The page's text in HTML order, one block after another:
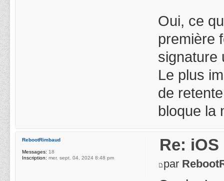
Oui, ce
première
signature
Le plus
de
bloque la
Re:
par
RebootRimbaud
Messages: 18
Inscription: mer. sept. 04, 2024 8:48 pm